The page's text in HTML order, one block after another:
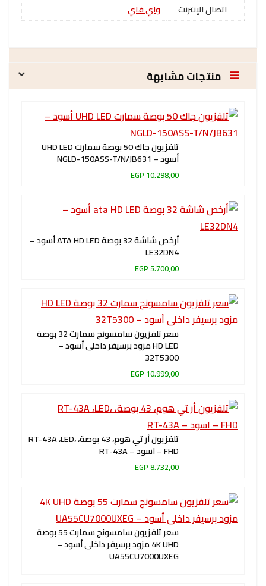
اتصال الإنترنت
واي فاي
منتجات مشابهة
تلفزيون جاك 50 بوصة سمارت UHD LED
أسود – NGLD-150ASS-T/N/JB631
10.298,00 EGP
أرخص شاشة 32 بوصة ATA HD LED أسود –
LE32DN4
5.700,00 EGP
سعر تلفزيون سامسونج سمارت 32 بوصة
HD LED مزود برسيفر داخلى أسود –
32T5300
10.999,00 EGP
تلفزيون أر تي هوم، 43 بوصة، RT-43A ،LED،
FHD – اسود – RT-43A
8.732,00 EGP
سعر تلفزيون سامسونج سمارت 55 بوصة
4K UHD مزود برسيفر داخلى أسود –
UA55CU7000UXEG